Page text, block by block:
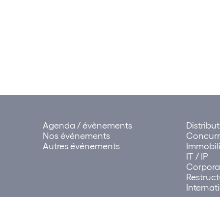
Agenda / évènements
Nos événements
Autres événements
IT / IP